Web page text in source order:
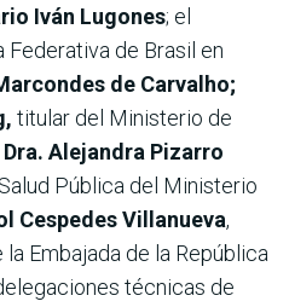
Iván Lugones; el
Federativa de Brasil en
de Carvalho;
titular del Ministerio de
Dra. Alejandra Pizarro
Pública del Ministerio
Cespedes Villanueva,
Embajada de la República
técnicas de